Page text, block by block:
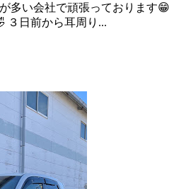
多い会社で頑張っております😁
３日前から耳周り...